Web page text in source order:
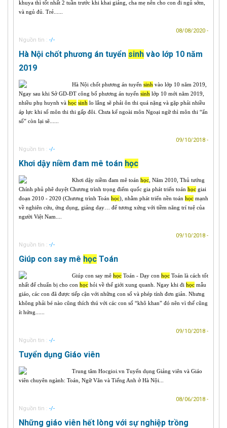
khuya thì tốt nhất 2 tuần trước khi khai giảng, cha mẹ nên cho con đi ngủ sớm,
và ngủ đủ. Trẻ......
08/08/2020 -
Nguồn tin : -/-
Hà Nội chốt phương án tuyển sinh vào lớp 10 năm
2019
Hà Nội chốt phương án tuyển sinh vào lớp 10 năm 2019,
Ngay sau khi Sở GD-ĐT công bố phương án tuyển sinh lớp 10 mới năm 2019,
nhiều phụ huynh và học sinh lo lắng sẽ phải ôn thi quá nặng và gặp phải nhiều
áp lực khi số môn thi thi gấp đôi. Chưa kể ngoài môn Ngoại ngữ thì môn thi “ẩn
số” còn lại sẽ......
09/10/2018 -
Nguồn tin : -/-
Khơi dậy niềm đam mê toán học
Khơi dậy niềm đam mê toán học , Năm 2010, Thủ tướng
Chính phủ phê duyệt Chương trình trọng điểm quốc gia phát triển toán học giai
đoạn 2010 - 2020 (Chương trình Toán học), nhằm phát triển nền toán học mạnh
về nghiên cứu, ứng dụng, giảng dạy… để tương xứng với tiềm năng trí tuệ của
người Việt Nam....
09/10/2018 -
Nguồn tin : -/-
Giúp con say mê học Toán
Giúp con say mê học Toán - Dạy con học Toán là cách tốt
nhất để chuẩn bị cho con học hỏi về thế giới xung quanh. Ngay khi đi học mẫu
giáo, các con đã được tiếp cận với những con số và phép tính đơn giản. Nhưng
không phải bé nào cũng thích thú với các con số “khô khan” đó nên vì thế cũng
ít hứng......
09/10/2018 -
Nguồn tin : -/-
Tuyển dụng Giáo viên
Trung tâm Hocgioi.vn Tuyển dụng Giảng viên và Giáo
viên chuyên ngành: Toán, Ngữ Văn và Tiếng Anh ở Hà Nội...
08/06/2018 -
Nguồn tin : -/-
Những giáo viên hết lòng với sự nghiệp trồng